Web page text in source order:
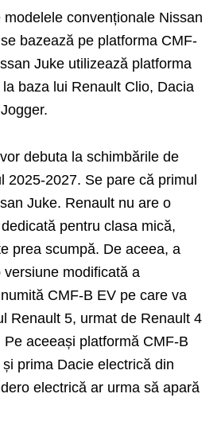
convenționale Nissan
bazează pe platforma CMF-
Juke utilizează platforma
baza lui Renault Clio, Dacia
debuta la schimbările de
2025-2027. Se pare că primul
Juke. Renault nu are o
pentru clasa mică,
prea scumpă. De aceea, a
modificată a
CMF-B EV pe care va
Renault 5, urmat de Renault 4
aceeași platformă CMF-B
prima Dacie electrică din
electrică ar urma să apară